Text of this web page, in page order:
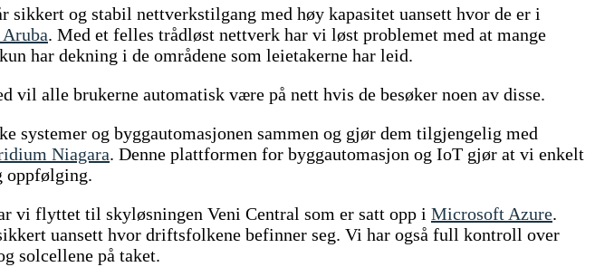
og stabil nettverkstilgang med høy kapasitet uansett hvor de er i
. Med et felles trådløst nettverk har vi løst problemet med at mange
har dekning i de områdene som leietakerne har leid.
alle brukerne automatisk være på nett hvis de besøker noen av disse.
og byggautomasjonen sammen og gjør dem tilgjengelig med
Niagara. Denne plattformen for byggautomasjon og IoT gjør at vi enkelt
oppfølging.
vi flyttet til skyløsningen Veni Central som er satt opp i Microsoft Azure.
uansett hvor driftsfolkene befinner seg. Vi har også full kontroll over
solcellene på taket.